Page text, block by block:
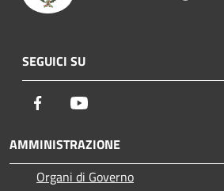
SEGUICI SU
Facebook
AMMINISTRAZIONE
Organi di Governo